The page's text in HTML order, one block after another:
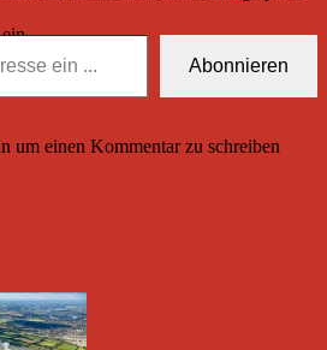
...
Abonnieren
um einen Kommentar zu schreiben